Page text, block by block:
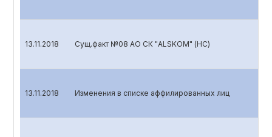
13.11.2018 Сущ.факт №08 АО СК "ALSKOM" (НС)
13.11.2018 Изменения в списке аффилированных лиц